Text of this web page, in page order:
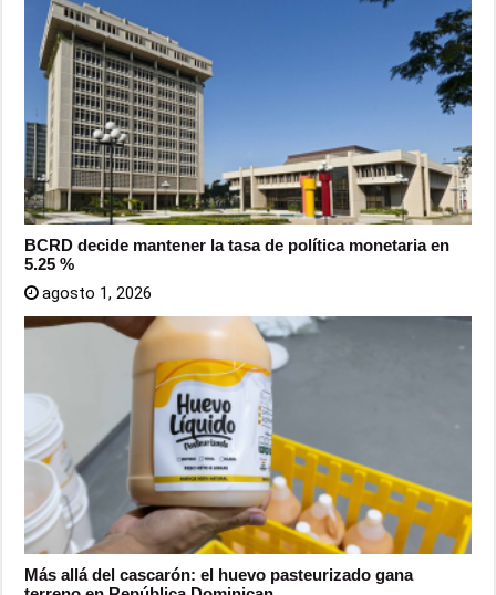
BCRD decide mantener la tasa de política monetaria en
5.25 %
agosto 1, 2026
Más allá del cascarón: el huevo pasteurizado gana